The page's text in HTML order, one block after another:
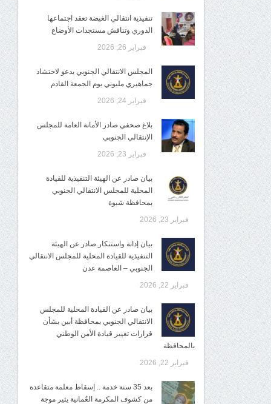
تنفيذية انتقالي الغيضة تعقد اجتماعها
الدوري وتناقش مستجدات الأوضاع
فبراير 26, 2026
المجلس الانتقالي الجنوبي يدعو لاحتشاد
جماهيري مليوني يوم الجمعة القادم
فبراير 24, 2026
بلاغ صحفي صادر الأمانة العامة للمجلس
الإنتقالي الجنوبي
فبراير 23, 2026
بيان صادر عن الهيئة التنفيذية للقيادة
المحلية للمجلس الانتقالي الجنوبي
بمحافظة شبوة
فبراير 23, 2026
بيان إدانة واستنكار صادر عن الهيئة
التنفيذية للقيادة المحلية للمجلس الانتقالي
الجنوبي – العاصمة عدن
فبراير 22, 2026
بيان صادر عن القيادة المحلية للمجلس
الانتقالي الجنوبي بمحافظة أبين بشأن
قرارات تغيير قيادة الأمن الوطني
بالمحافظة
فبراير 22, 2026
بعد 35 سنة خدمة .. إسقاط معلمة متقاعدة
من كشوف المكرمة العُمانية يثير موجة